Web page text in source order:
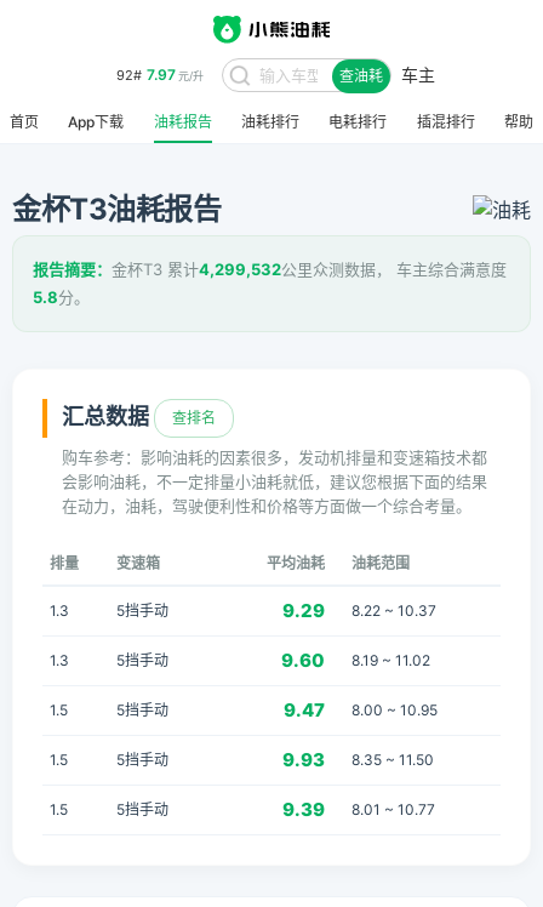
92# 7.97元/升 查油耗 车主
首页 App下载 油耗报告 油耗排行 电耗排行 插混排行 帮助
金杯T3油耗报告
报告摘要： 金杯T3 累计4,299,532公里众测数据， 车主综合满意度
5.8分。
汇总数据 查排名
购车参考：影响油耗的因素很多，发动机排量和变速箱技术都
会影响油耗，不一定排量小油耗就低，建议您根据下面的结果
在动力，油耗，驾驶便利性和价格等方面做一个综合考量。
排量 变速箱 平均油耗 油耗范围
1.3 5挡手动 9.29 8.22 ~ 10.37
1.3 5挡手动 9.60 8.19 ~ 11.02
1.5 5挡手动 9.47 8.00 ~ 10.95
1.5 5挡手动 9.93 8.35 ~ 11.50
1.5 5挡手动 9.39 8.01 ~ 10.77